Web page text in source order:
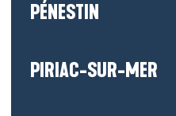
PÉNESTIN
PIRIAC-SUR-MER
inédite. Du retour
un...